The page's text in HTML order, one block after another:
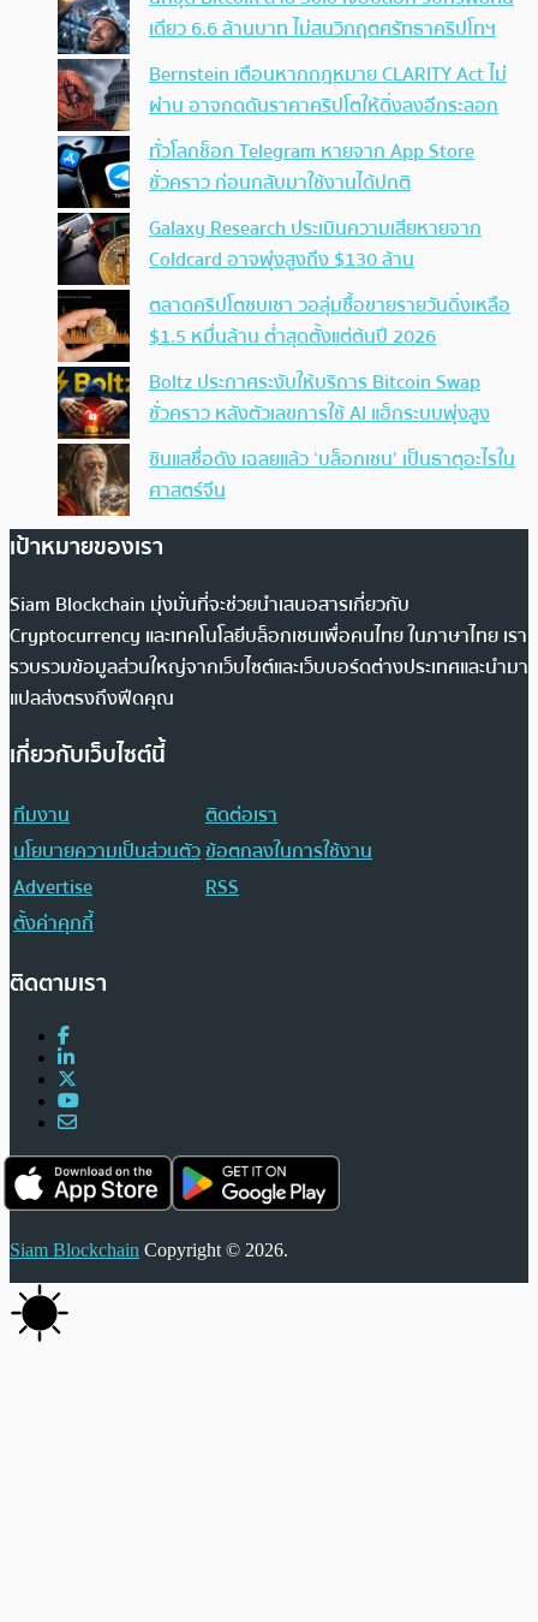
เดียว 6.6 ล้านบาท ไม่สนวิกฤตศรัทธาคริปโทฯ
Bernstein เตือนหากกฎหมาย CLARITY Act ไม่
ผ่าน อาจกดดันราคาคริปโตให้ดิ่งลงอีกระลอก
ทั่วโลกช็อก Telegram หายจาก App Store
ชั่วคราว ก่อนกลับมาใช้งานได้ปกติ
Galaxy Research ประเมินความเสียหายจาก
Coldcard อาจพุ่งสูงถึง $130 ล้าน
ตลาดคริปโตซบเซา วอลุ่มซื้อขายรายวันดิ่งเหลือ
$1.5 หมื่นล้าน ต่ำสุดตั้งแต่ต้นปี 2026
Boltz ประกาศระงับให้บริการ Bitcoin Swap
ชั่วคราว หลังตัวเลขการใช้ AI แฮ็กระบบพุ่งสูง
ซินแสชื่อดัง เฉลยแล้ว ‘บล็อกเชน’ เป็นธาตุอะไรใน
ศาสตร์จีน
เป้าหมายของเรา
Siam Blockchain มุ่งมั่นที่จะช่วยนำเสนอสารเกี่ยวกับ
Cryptocurrency และเทคโนโลยีบล็อกเชนเพื่อคนไทย ในภาษาไทย เรา
รวบรวมข้อมูลส่วนใหญ่จากเว็บไซต์และเว็บบอร์ดต่างประเทศและนำมา
แปลส่งตรงถึงฟีดคุณ
เกี่ยวกับเว็บไซต์นี้
ทีมงาน
ติดต่อเรา
นโยบายความเป็นส่วนตัวข้อตกลงในการใช้งาน
Advertise
RSS
ตั้งค่าคุกกี้
ติดตามเรา
Siam Blockchain Copyright © 2026.